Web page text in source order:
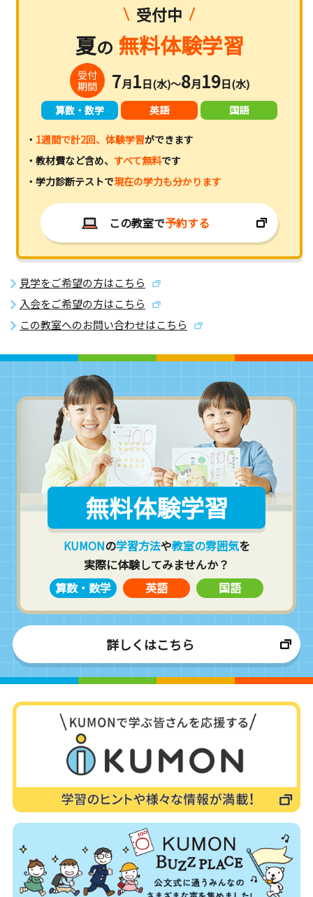
受付中
夏の 無料体験学習
受付
期間
7月1日(水)～8月19日(水)
算数・数学 英語 国語
・ 1週間で計2回、体験学習ができます
・教材費など含め、 すべて無料です
・学力診断テストで現在の学力も分かります
この教室で予約する
見学をご希望の方はこちら
入会をご希望の方はこちら
この教室へのお問い合わせはこちら
無料体験学習
KUMONの学習方法や教室の雰囲気を
実際に体験してみませんか？
算数・数学
英語 国語
詳しくはこちら